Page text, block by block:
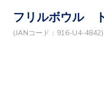
フリルボウル
(JANコード：916-U4-4842)